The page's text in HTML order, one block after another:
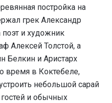
постройка на
грек Александр
и художник
Алексей Толстой, а
Белкин и Аристарх
время в Коктебеле,
небольшой сарай
и обычных